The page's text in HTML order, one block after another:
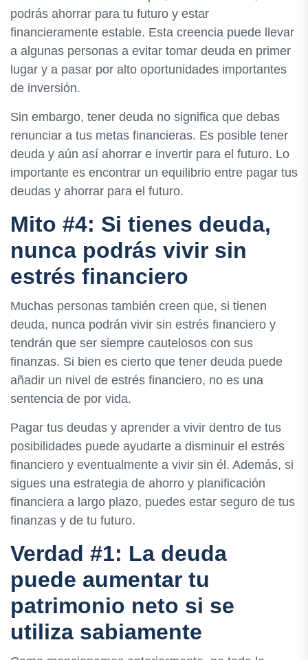
podrás ahorrar para tu futuro y estar
financieramente estable. Esta creencia puede llevar
a algunas personas a evitar tomar deuda en primer
lugar y a pasar por alto oportunidades importantes
de inversión.
Sin embargo, tener deuda no significa que debas
renunciar a tus metas financieras. Es posible tener
deuda y aún así ahorrar e invertir para el futuro. Lo
importante es encontrar un equilibrio entre pagar tus
deudas y ahorrar para el futuro.
Mito #4: Si tienes deuda,
nunca podrás vivir sin
estrés financiero
Muchas personas también creen que, si tienen
deuda, nunca podrán vivir sin estrés financiero y
tendrán que ser siempre cautelosos con sus
finanzas. Si bien es cierto que tener deuda puede
añadir un nivel de estrés financiero, no es una
sentencia de por vida.
Pagar tus deudas y aprender a vivir dentro de tus
posibilidades puede ayudarte a disminuir el estrés
financiero y eventualmente a vivir sin él. Además, si
sigues una estrategia de ahorro y planificación
financiera a largo plazo, puedes estar seguro de tus
finanzas y de tu futuro.
Verdad #1: La deuda
puede aumentar tu
patrimonio neto si se
utiliza sabiamente